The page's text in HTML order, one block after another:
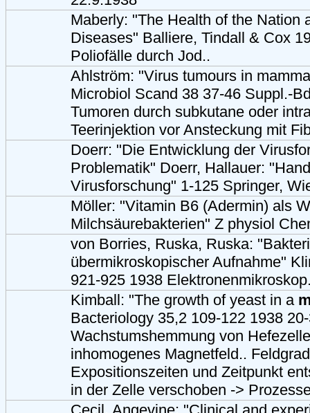
Maberly: "The Health of the Nation
Diseases" Balliere, Tindall & Cox
Poliofälle durch Jod..
Ahlström: "Virus tumours in
Microbiol Scand 38 37-46 Suppl.-
Tumoren durch subkutane oder
Teerinjektion vor Ansteckung mit
Doerr: "Die Entwicklung der
Problematik" Doerr, Hallauer:
Virusforschung" 1-125 Springer,
Möller: "Vitamin B6 (Adermin) als
Milchsäurebakterien" Z physiol
von Borries, Ruska, Ruska:
übermikroskopischer Aufnahme"
921-925 1938
Kimball: "The growth of yeast in a
Bacteriology 35,2 109-122 1938
Wachstumshemmung von
inhomogenes Magnetfeld..
Expositionszeiten und Zeitpunkt
in der Zelle verschoben ->